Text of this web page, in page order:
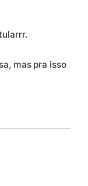
mas pra isso